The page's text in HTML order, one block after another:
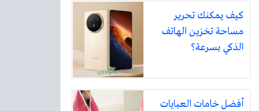
كيف يمكنك تحرير
مساحة تخزين الهاتف
الذكي بسرعة؟
أفضل خامات العبايات